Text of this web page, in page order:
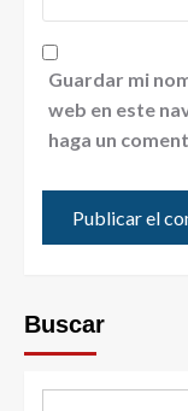
Guardar mi
web en este
haga un
Buscar